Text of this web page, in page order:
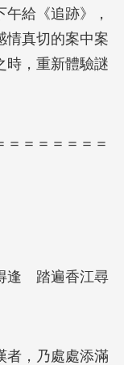
給《追跡》，
情真切的案中案
時，重新體驗謎
＝＝＝＝＝＝＝
踏遍香江尋
，乃處處添滿